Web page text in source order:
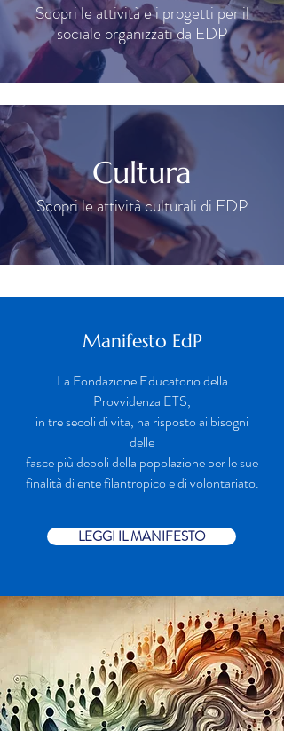
Scopri le attività e i progetti per il
sociale organizzati da EDP
Cultura
Scopri le attività culturali di EDP
Manifesto EdP
La Fondazione Educatorio della
Provvidenza ETS,
in tre secoli di vita, ha risposto ai bisogni
delle
fasce più deboli della popolazione per le sue
finalità di ente filantropico e di volontariato.
LEGGI IL MANIFESTO